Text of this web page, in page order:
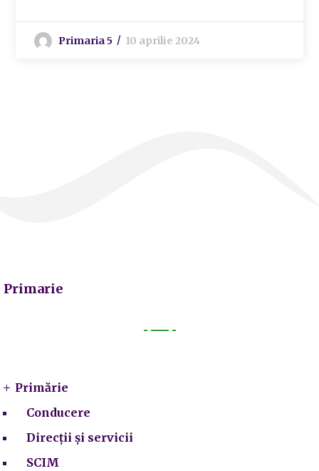
Primaria 5 10 aprilie 2024
Primarie
Primărie
Conducere
Direcții și servicii
SCIM